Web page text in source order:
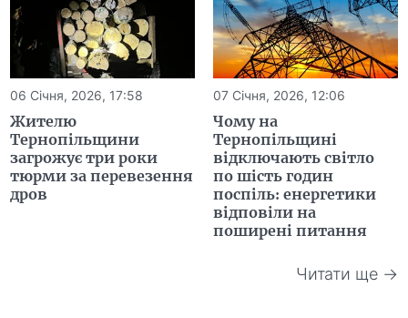
06 Січня, 2026, 17:58
Жителю
Тернопільщини
загрожує три роки
тюрми за перевезення
дров
07 Січня, 2026, 12:06
Чому на
Тернопільщині
відключають світло
по шість годин
поспіль: енергетики
відповіли на
поширені питання
Читати ще →